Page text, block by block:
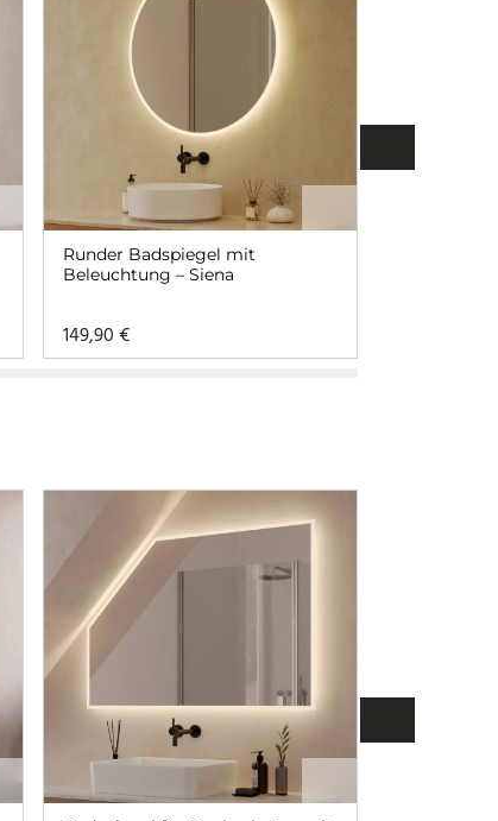
Runder Badspiegel mit
Beleuchtung – Siena
149,90€